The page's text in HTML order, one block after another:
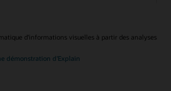
d'informations visuelles à partir des analyses
démonstration d'Explain